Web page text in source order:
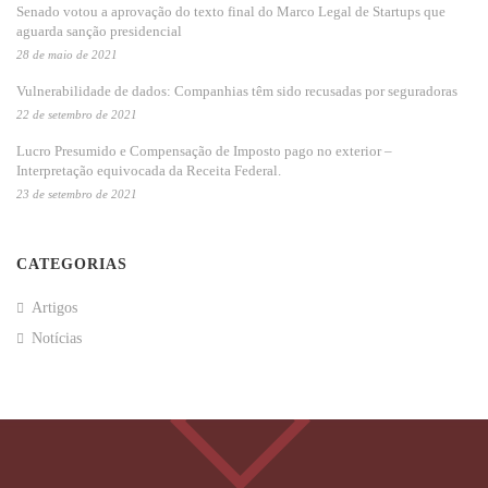
Senado votou a aprovação do texto final do Marco Legal de Startups que
aguarda sanção presidencial
28 de maio de 2021
Vulnerabilidade de dados: Companhias têm sido recusadas por seguradoras
22 de setembro de 2021
Lucro Presumido e Compensação de Imposto pago no exterior –
Interpretação equivocada da Receita Federal.
23 de setembro de 2021
CATEGORIAS
Artigos
Notícias